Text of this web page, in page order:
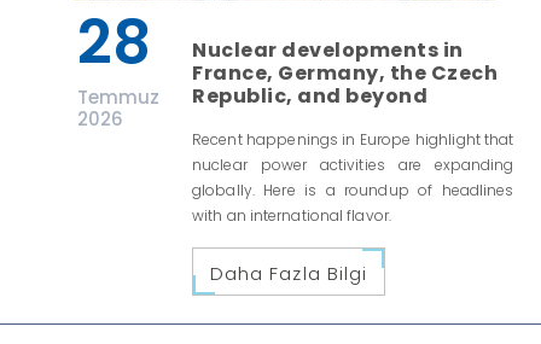
28
Temmuz
2026
Nuclear developments in
France, Germany, the Czech
Republic, and beyond
Recent happenings in Europe highlight that
nuclear power activities are expanding
globally. Here is a roundup of headlines
with an international flavor.
Daha Fazla Bilgi